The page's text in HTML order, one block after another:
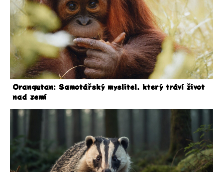
Orangutan: Samotářský myslitel, který tráví život
nad zemí